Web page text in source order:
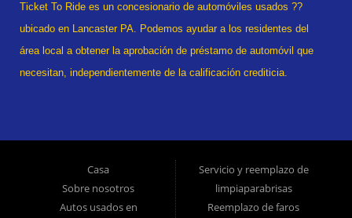
Ticket To Ride es un concesionario de automóviles usados ??
ubicado en Lancaster PA. Podemos ayudar a los residentes del
área local a obtener la aprobación de préstamo de automóvil que
necesitan, independientemente de la calificación crediticia.
vehículos usados ??que ofrecen otras compañías para los
consumidores de "Compre aquí, pague aquí" es el inventario de
modelos tardíos de alto kilometraje, pero ofrecemos automóviles
usados ??de alta calidad, camiones usados, camionetas usadas,
Casa
Sobre nosotros
Autos usados ​​en
Servicio y reemplazo de
limpiaparabrisas
Reemplazo de faros